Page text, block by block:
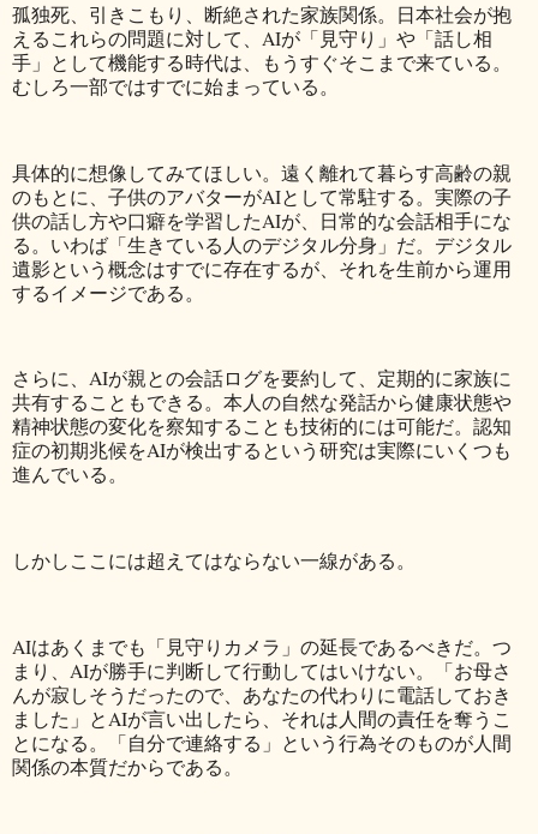
孤独死、引きこもり、断絶された家族関係。日本社会が抱
えるこれらの問題に対して、AIが「見守り」や「話し相
手」として機能する時代は、もうすぐそこまで来ている。
むしろ一部ではすでに始まっている。
具体的に想像してみてほしい。遠く離れて暮らす高齢の親
のもとに、子供のアバターがAIとして常駐する。実際の子
供の話し方や口癖を学習したAIが、日常的な会話相手にな
る。いわば「生きている人のデジタル分身」だ。デジタル
遺影という概念はすでに存在するが、それを生前から運用
するイメージである。
さらに、AIが親との会話ログを要約して、定期的に家族に
共有することもできる。本人の自然な発話から健康状態や
精神状態の変化を察知することも技術的には可能だ。認知
症の初期兆候をAIが検出するという研究は実際にいくつも
進んでいる。
しかしここには超えてはならない一線がある。
AIはあくまでも「見守りカメラ」の延長であるべきだ。つ
まり、AIが勝手に判断して行動してはいけない。「お母さ
んが寂しそうだったので、あなたの代わりに電話しておき
ました」とAIが言い出したら、それは人間の責任を奪うこ
とになる。「自分で連絡する」という行為そのものが人間
関係の本質だからである。